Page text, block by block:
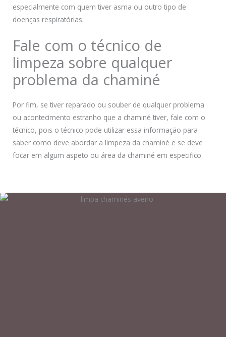
especialmente com quem tiver asma ou outro tipo de
doenças respiratórias.
Fale com o técnico de
limpeza sobre qualquer
problema da chaminé
Por fim, se tiver reparado ou souber de qualquer problema
ou acontecimento estranho que a chaminé tiver, fale com o
técnico, pois o técnico pode utilizar essa informação para
saber como deve abordar a limpeza da chaminé e se deve
focar em algum aspeto ou área da chaminé em especifico.